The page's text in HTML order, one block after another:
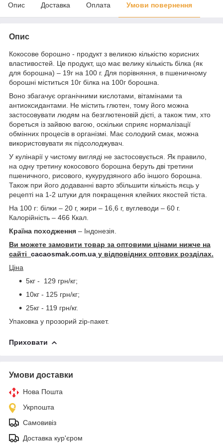
Опис Доставка Оплата Умови повернення
Опис
Кокосове борошно - продукт з великою кількістю корисних
властивостей. Це продукт, що має велику кількість білка (як
для борошна) – 19г на 100 г. Для порівняння, в пшеничному
борошні міститься 10г білка на 100г борошна.
Воно збагачує органічними кислотами, вітамінами та
антиоксидантами. Не містить глютен, тому його можна
застосовувати людям на безглютеновій дієті, а також тим, хто
бореться із зайвою вагою, оскільки сприяє нормалізації
обмінних процесів в організмі. Має солодкий смак, можна
використовувати як підсолоджувач.
У кулінарії у чистому вигляді не застосовується. Як правило,
на одну третину кокосового борошна беруть дві третини
пшеничного, рисового, кукурудзяного або іншого борошна.
Також при його додаванні варто збільшити кількість яєць у
рецепті на 1-2 штуки для покращення клейких якостей тіста.
На 100 г: білки – 20 г, жири – 16,6 г, вуглеводи – 60 г.
Калорійність – 466 Ккал.
Країна походження – Індонезія.
Ви можете замовити товар за оптовими цінами нижче на
сайті cacaosmak.com.ua у відповідних оптових розділах.
Ціна
5кг - 129 грн/кг;
10кг - 125 грн/кг;
25кг - 119 грн/кг.
Упаковка у прозорий zip-пакет.
Приховати
Умови доставки
Нова Пошта
Укрпошта
Самовивіз
Доставка кур'єром